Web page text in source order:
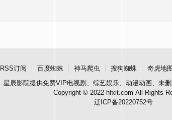
RSS订阅 百度蜘蛛 神马爬虫 搜狗蜘蛛 奇虎地
星辰影院提供免费VIP电视剧、综艺娱乐、动漫动画、未
Copyright © 2022 hfxit.com All Rights
辽ICP备20220752号